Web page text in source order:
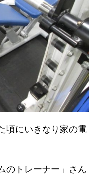
頃にいきなり家の電
のトレーナー」さん